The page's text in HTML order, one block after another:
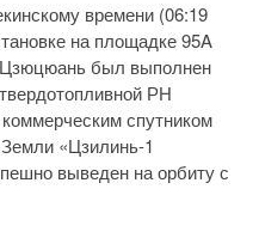
времени (06:19
на площадке 95A
Цзюцюань был выполнен
РН
спутником
«Цзилинь-1
выведен на орбиту с